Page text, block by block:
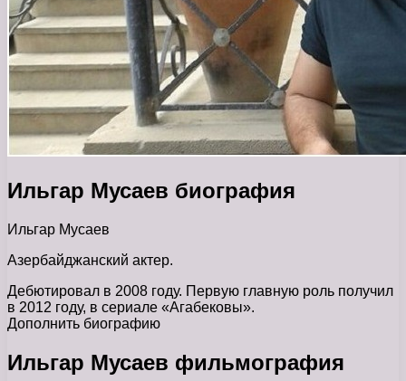
Ильгар Мусаев биография
Ильгар Мусаев
Азербайджанский актер.
Дебютировал в 2008 году. Первую главную роль получил
в 2012 году, в сериале «Агабековы».
Дополнить биографию
Ильгар Мусаев фильмография